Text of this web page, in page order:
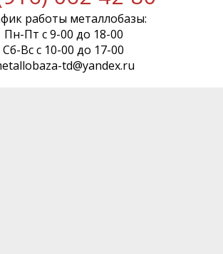
работы металлобазы:
Пн-Пт с 9-00 до 18-00
Сб-Вс с 10-00 до 17-00
td@yandex.ru